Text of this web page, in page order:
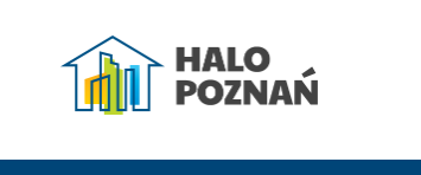
HaloPoznań.pl